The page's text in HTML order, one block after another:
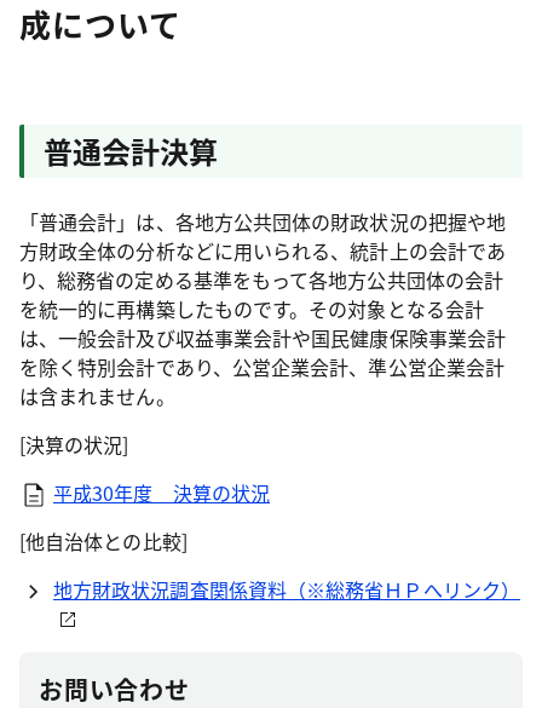
成について
普通会計決算
「普通会計」は、各地方公共団体の財政状況の把握や地
方財政全体の分析などに用いられる、統計上の会計であ
り、総務省の定める基準をもって各地方公共団体の会計
を統一的に再構築したものです。その対象となる会計
は、一般会計及び収益事業会計や国民健康保険事業会計
を除く特別会計であり、公営企業会計、準公営企業会計
は含まれません。
[決算の状況]
平成30年度 決算の状況
[他自治体との比較]
地方財政状況調査関係資料（※総務省ＨＰへリンク）
お問い合わせ